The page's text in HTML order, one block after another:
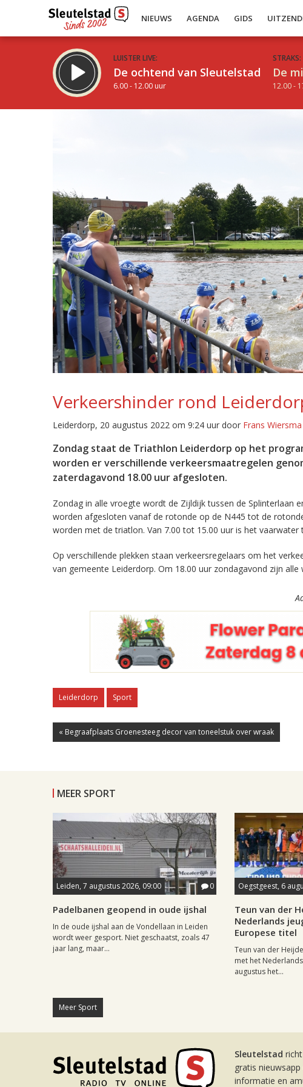
NIEUWS AGENDA GIDS
LUISTER LIVE:
De ochtend van Sleutelstad
6.00 - 12.00 uur
STRAKS:
De
12.00 -
Verkeershinder rond
Leiderdorp, 20 augustus 2022 om 9:24 uur door Frans Wiersma
Zondag staat de Triathlon Leiderdorp op het
worden er verschillende verkeersmaatregelen
zaterdagavond 18.00 uur afgesloten.
Zondag in alle vroegte wordt de Zijldijk tussen de Splinterlaan
worden afgesloten vanaf de rotonde op de N445 tot de
worden met de triatlon. Van 7.00 tot 15.00 uur is het
Op verschillende plekken staan verkeersregelaars om het
van gemeente Leiderdorp. Om 18.00 uur zondagavond zijn alle
Leiderdorp Sport
« Begraafplaats Groenesteeg decor van toneelstuk over wraak
MEER SPORT
Leiden, 7 augustus 2026, 09:00 0
Padelbanen geopend in oude ijshal
In de oude ijshal aan de Vondellaan in Leiden
wordt weer gesport. Niet geschaatst, zoals 47
jaar lang, maar...
Oegstgeest, 6
Teun van der
Nederlands
Europese titel
Teun van der
met het
augustus het...
Meer Sport
Sleutelstad
gratis
informatie en